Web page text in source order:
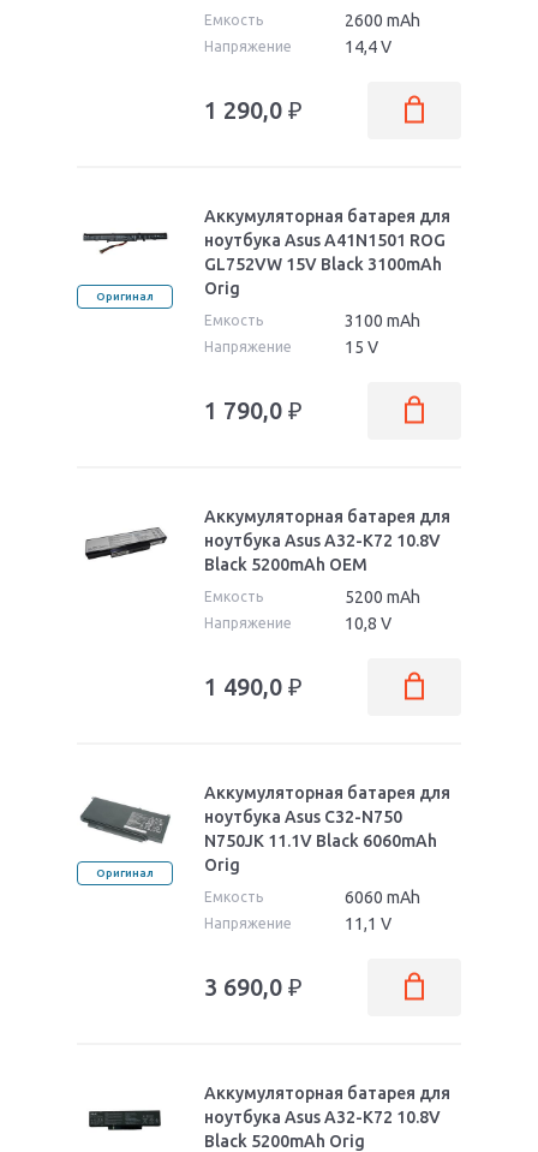
Емкость 2600 mAh
Напряжение 14,4 V
1 290,0 ₽
Оригинал
Аккумуляторная батарея для
ноутбука Asus A41N1501 ROG
GL752VW 15V Black 3100mAh
Orig
Емкость 3100 mAh
Напряжение 15 V
1 790,0 ₽
Аккумуляторная батарея для
ноутбука Asus A32-K72 10.8V
Black 5200mAh OEM
Емкость 5200 mAh
Напряжение 10,8 V
1 490,0 ₽
Оригинал
Аккумуляторная батарея для
ноутбука Asus C32-N750
N750JK 11.1V Black 6060mAh
Orig
Емкость 6060 mAh
Напряжение 11,1 V
3 690,0 ₽
Аккумуляторная батарея для
ноутбука Asus A32-K72 10.8V
Black 5200mAh Orig